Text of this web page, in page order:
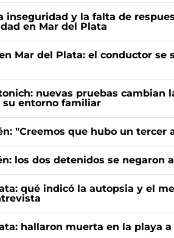
inseguridad y la falta de
en Mar del Plata
Mar del Plata: el conductor se
nuevas pruebas cambian
su entorno familiar
"Creemos que hubo un tercer
los dos detenidos se negaron
qué indicó la autopsia y el
hallaron muerta en la playa